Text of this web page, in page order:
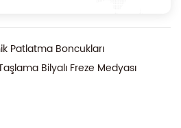
Patlatma Boncukları
Bilyalı Freze Medyası